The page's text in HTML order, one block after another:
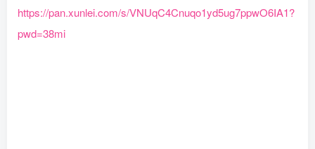
https://pan.xunlei.com/s/VNUqC4Cnuqo1yd5ug7ppwO6IA1?
pwd=38mi